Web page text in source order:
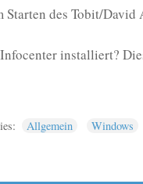
Starten des Tobit/
installiert?
Allgemein Windows